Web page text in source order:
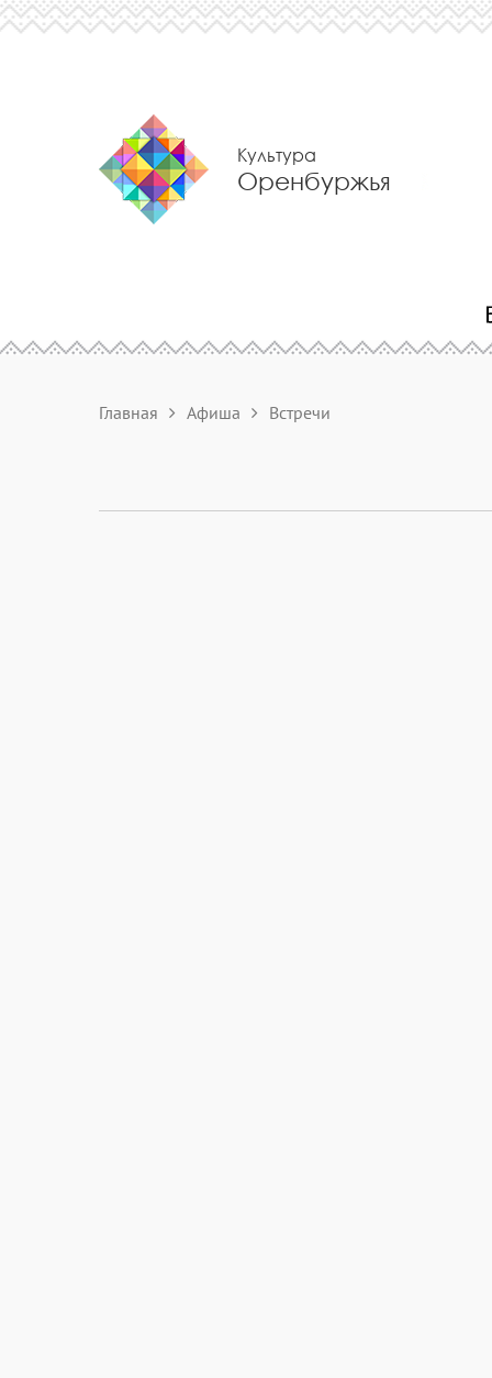
Культура
Оренбуржья
Главная Афиша Встречи